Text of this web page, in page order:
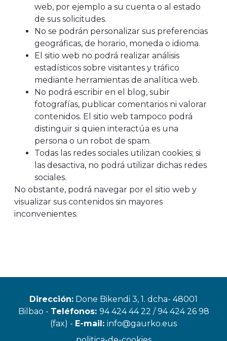
web, por ejemplo a su cuenta o al estado
de sus solicitudes.
No se podrán personalizar sus preferencias
geográficas, de horario, moneda o idioma.
El sitio web no podrá realizar análisis
estadísticos sobre visitantes y tráfico
mediante herramientas de analítica web.
No podrá escribir en el blog, subir
fotografías, publicar comentarios ni valorar
contenidos. El sitio web tampoco podrá
distinguir si quien interactúa es una
persona o un robot de spam.
Todas las redes sociales utilizan cookies; si
las desactiva, no podrá utilizar dichas redes
sociales.
No obstante, podrá navegar por el sitio web y
visualizar sus contenidos sin mayores
inconvenientes.
Dirección: Done Bikendi 3, 1. dcha- 48001
Bilbao - Teléfonos: 94 424 44 22 / 94 424 26 98
(fax) - E-mail: info@gaurko.eus